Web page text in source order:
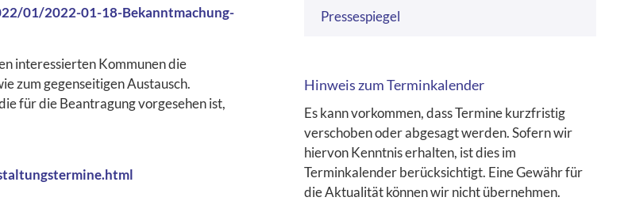
01/2022-01-18-Bekanntmachung-
interessierten Kommunen die
zum gegenseitigen Austausch.
für die Beantragung vorgesehen ist,
Pressespiegel
Hinweis zum Terminkalender
Es kann vorkommen, dass Termine kurzfristig
verschoben oder abgesagt werden. Sofern wir
hiervon Kenntnis erhalten, ist dies im
Terminkalender berücksichtigt. Eine Gewähr für
die Aktualität können wir nicht übernehmen.